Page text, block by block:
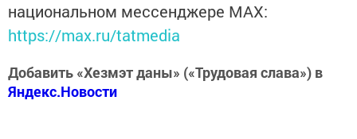
национальном мессенджере MАХ:
https://max.ru/tatmedia
Добавить «Хезмэт даны» («Трудовая слава») в
Яндекс.Новости